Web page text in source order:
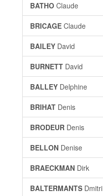
BATHO Claude
BRICAGE Claude
BAILEY David
BURNETT David
BALLEY Delphine
BRIHAT Denis
BRODEUR Denis
BELLON Denise
BRAECKMAN Dirk
BALTERMANTS Dmitri